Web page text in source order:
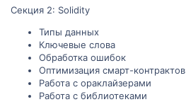
Секция 2: Solidity
Типы данных
Ключевые слова
Обработка ошибок
Оптимизация смарт-контрактов
Работа с ораклайзерами
Работа с библиотеками